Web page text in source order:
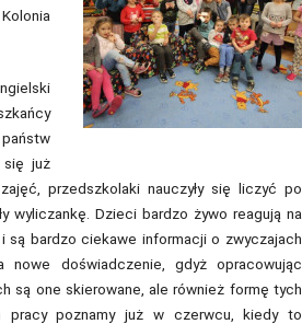
się już
przedszkolaki nauczyły się liczyć po
wyliczankę. Dzieci bardzo żywo reagują na
są bardzo ciekawe informacji o zwyczajach
nowe doświadczenie, gdyż opracowując
są one skierowane, ale również formę tych
pracy poznamy już w czerwcu, kiedy to